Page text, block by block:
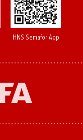
HNS Semafor App